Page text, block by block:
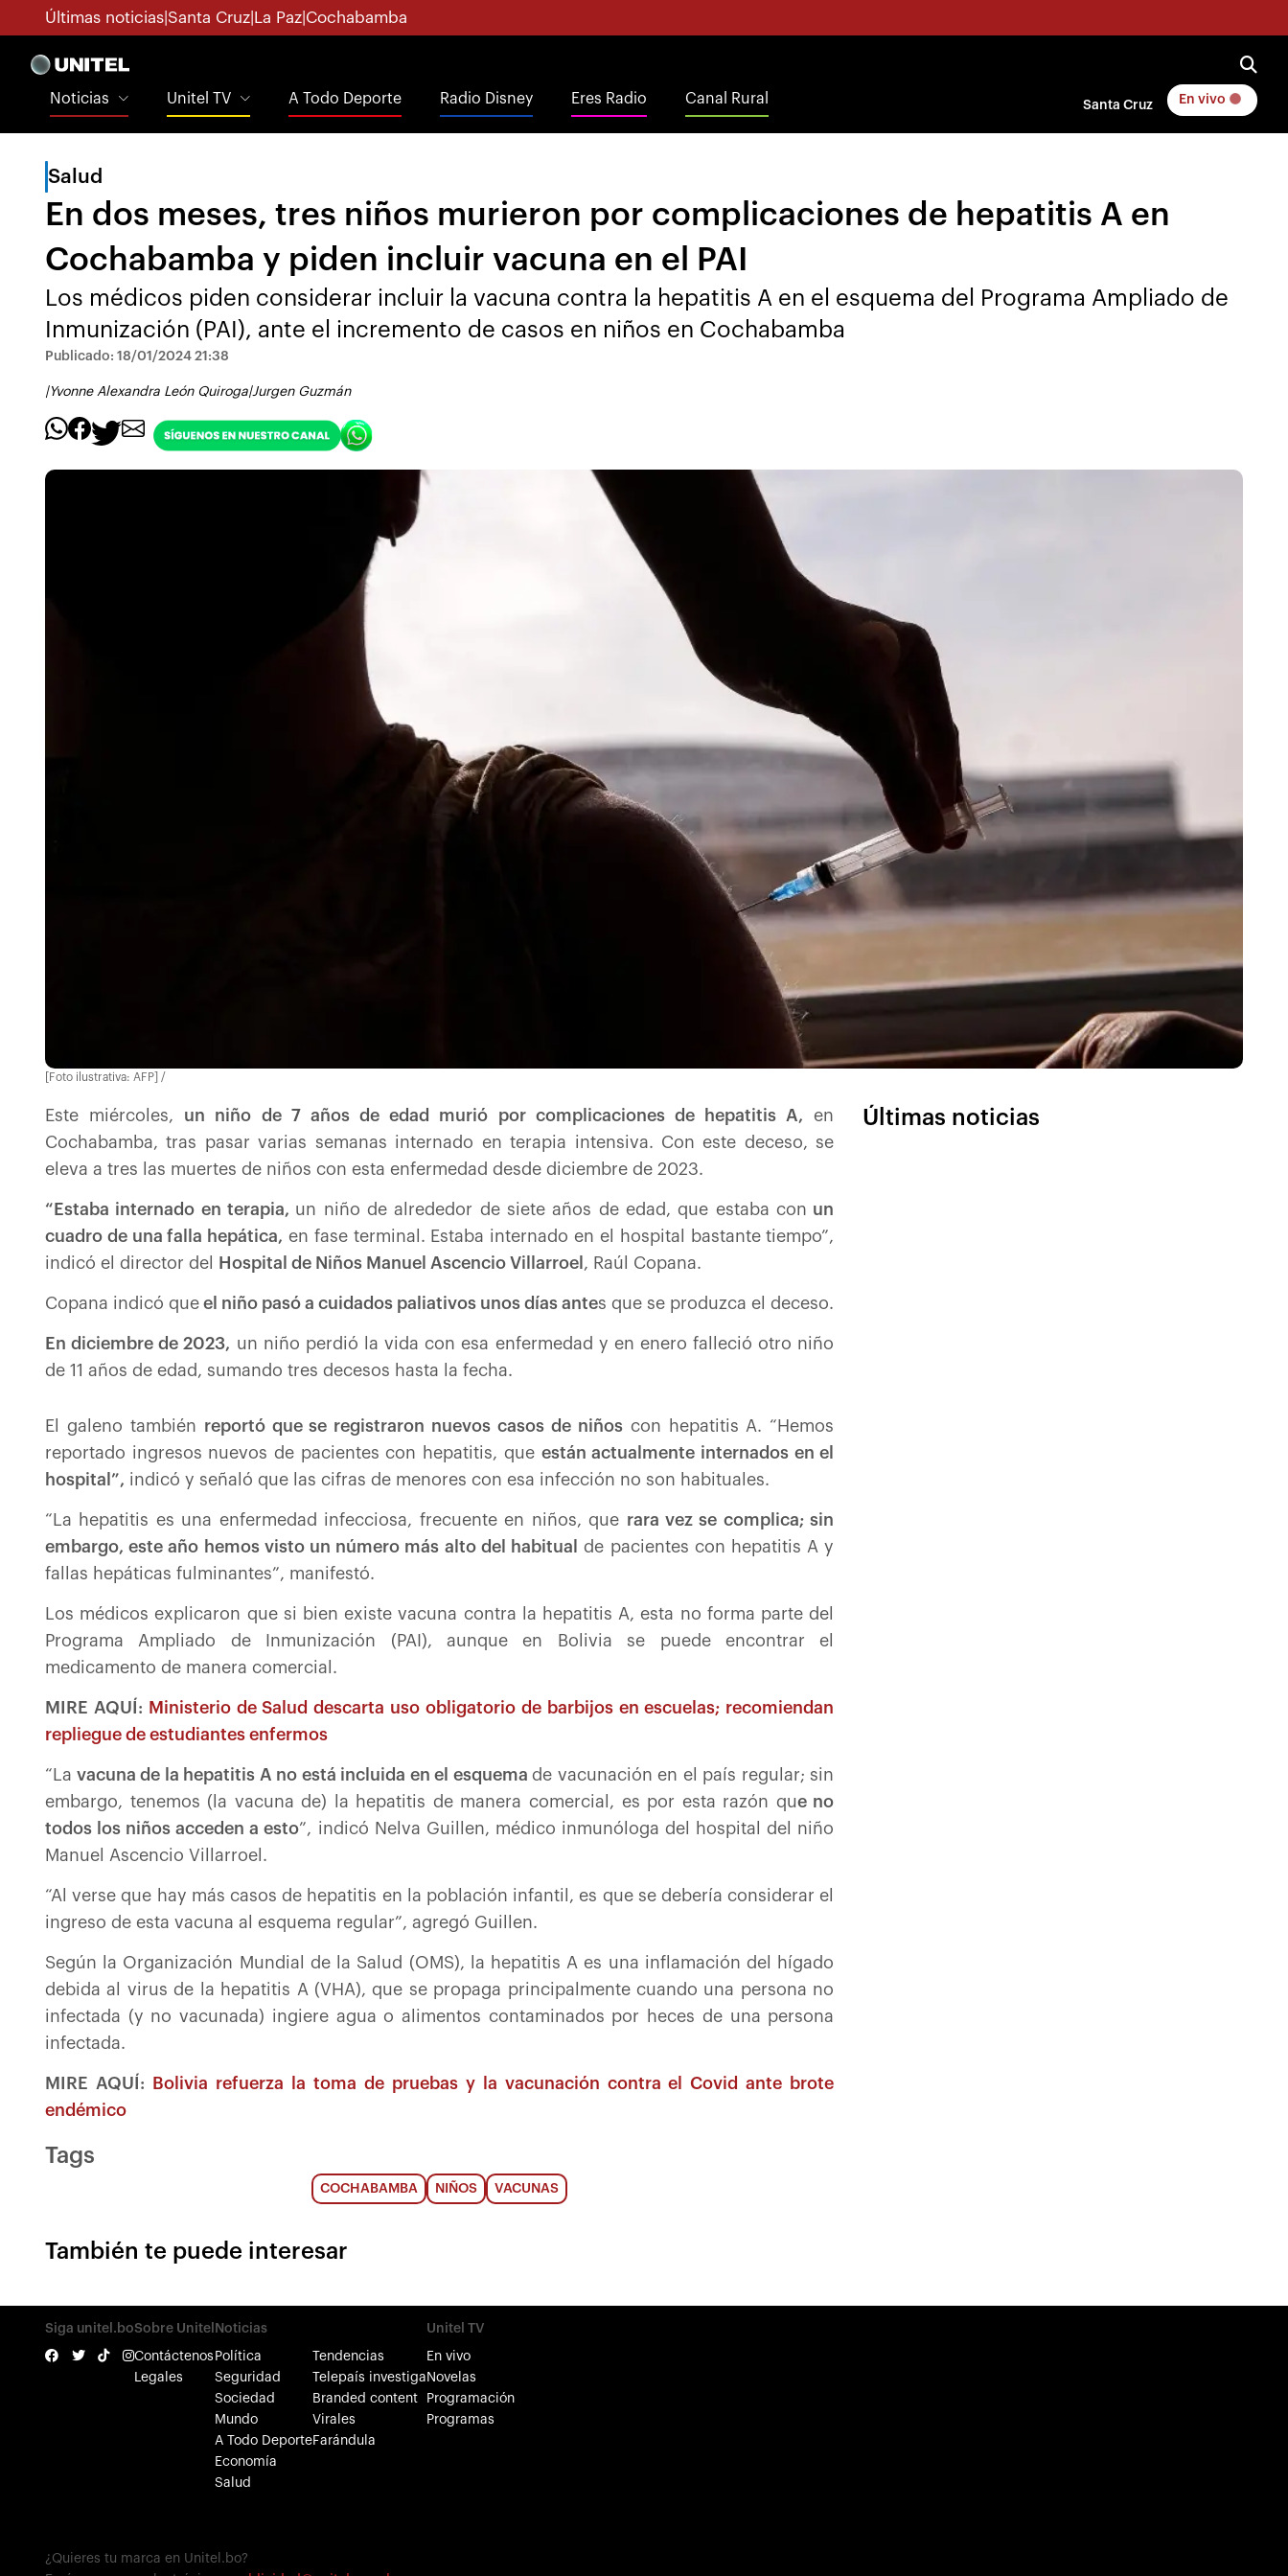
Últimas noticias Santa Cruz La Paz Cochabamba
Noticias Unitel TV A Todo Deporte Radio Disney Eres Radio Canal Rural Santa Cruz En vivo
Salud
En dos meses, tres niños murieron por complicaciones de hepatitis A en
Cochabamba y piden incluir vacuna en el PAI
Los médicos piden considerar incluir la vacuna contra la hepatitis A en el esquema del Programa Ampliado de
Inmunización (PAI), ante el incremento de casos en niños en Cochabamba
Publicado: 18/01/2024 21:38
|Yvonne Alexandra León Quiroga|Jurgen Guzmán
[Foto ilustrativa: AFP] /
Este miércoles, un niño de 7 años de edad murió por complicaciones de hepatitis A, en
Cochabamba, tras pasar varias semanas internado en terapia intensiva. Con este deceso, se
eleva a tres las muertes de niños con esta enfermedad desde diciembre de 2023.
“Estaba internado en terapia, un niño de alrededor de siete años de edad, que estaba con un
cuadro de una falla hepática, en fase terminal. Estaba internado en el hospital bastante tiempo”,
indicó el director del
Hospital de Niños Manuel Ascencio Villarroel , Raúl Copana.
Copana indicó que el niño pasó a cuidados paliativos unos días antes que se produzca el deceso.
En diciembre de 2023, un niño perdió la vida con esa enfermedad y en enero falleció otro niño
de 11 años de edad, sumando tres decesos hasta la fecha.
El galeno también reportó que se registraron nuevos casos de niñoscon hepatitis A. “Hemos
reportado ingresos nuevos de pacientes con hepatitis, que están actualmente internados en el
hospital”, indicó y señaló que las cifras de menores con esa infección no son habituales.
“La hepatitis es una enfermedad infecciosa, frecuente en niños, que rara vez se complica; sin
embargo, este año hemos visto un número más alto del habitual
de pacientes con hepatitis A y
fallas hepáticas fulminantes”, manifestó.
Los médicos explicaron que si bien existe vacuna contra la hepatitis A, esta no forma parte del
Programa Ampliado de Inmunización (PAI), aunque en Bolivia se puede encontrar el
medicamento de manera comercial.
MIRE AQUÍ: Ministerio de Salud descarta uso obligatorio de barbijos en escuelas; recomiendan
repliegue de estudiantes enfermos
“La vacuna de la hepatitis A no está incluida en el esquemade vacunación en el país regular; sin
embargo, tenemos (la vacuna de) la hepatitis de manera comercial, es por esta razón que no
todos los niños acceden a esto”, indicó Nelva Guillen, médico inmunóloga del hospital del niño
Manuel Ascencio Villarroel.
“Al verse que hay más casos de hepatitis en la población infantil, es que se debería considerar el
ingreso de esta vacuna al esquema regular”, agregó Guillen.
Según la Organización Mundial de la Salud (OMS), la hepatitis A es una inflamación del hígado
debida al virus de la hepatitis A (VHA), que se propaga principalmente cuando una persona no
infectada (y no vacunada) ingiere agua o alimentos contaminados por heces de una persona
infectada.
MIRE AQUÍ:
Bolivia refuerza la toma de pruebas y la vacunación contra el Covid ante brote
endémico
Tags
COCHABAMBA NIÑOS VACUNAS
Últimas noticias
También te puede interesar
Siga unitel.boSobre Unitel
Contáctenos
Legales
Noticias
Política
Seguridad
Sociedad
Mundo
A Todo Deporte
Economía
Salud
Tendencias
Telepaís investiga
Branded content
Virales
Farándula
Unitel TV
En vivo
Novelas
Programación
Programas
¿Quieres tu marca en Unitel.bo?